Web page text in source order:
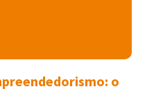
o